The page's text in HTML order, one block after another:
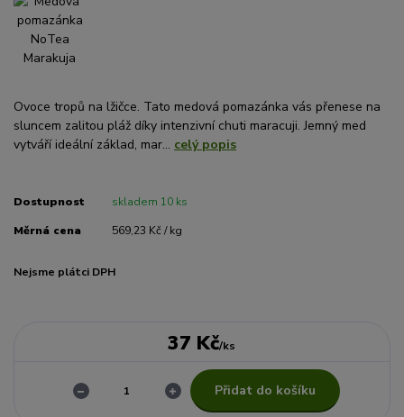
Ovoce tropů na lžičce. Tato medová pomazánka vás přenese na
sluncem zalitou pláž díky intenzivní chuti maracuji. Jemný med
vytváří ideální základ, mar... celý popis
Dostupnost skladem 10 ks
Měrná cena 569,23 Kč / kg
Nejsme plátci DPH
37 Kč/ks
Přidat do košíku